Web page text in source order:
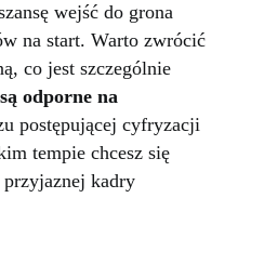
wejść do grona
na start. Warto zwrócić
co jest szczególnie
odporne na
postępującej cyfryzacji
tempie chcesz się
kadry